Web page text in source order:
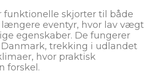
funktionelle skjorter til både
længere eventyr, hvor lav vægt
egenskaber. De fungerer
trekking i udlandet
hvor praktisk
forskel.